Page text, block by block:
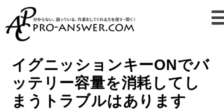
イグニッションキーONでバ
ッテリー容量を消耗してし
まうトラブルはあります